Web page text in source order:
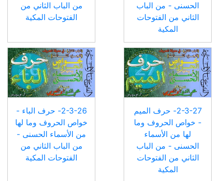
الحسنى - من الباب
الثاني من الفتوحات
المكية
من الباب الثاني من
الفتوحات المكية
2-3-27- حرف الميم
- خواص الحروف وما
لها من الأسماء
الحسنى - من الباب
الثاني من الفتوحات
المكية
2-3-26- حرف الباء -
خواص الحروف وما لها
من الأسماء الحسنى -
من الباب الثاني من
الفتوحات المكية